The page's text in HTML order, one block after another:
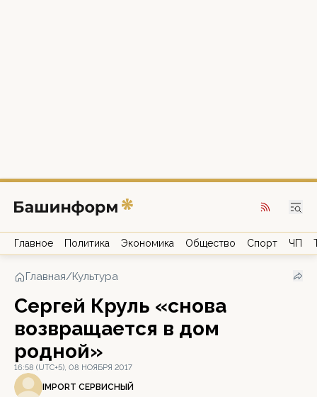
Главное Политика Экономика Общество Спорт ЧП
Главная/Культура
Сергей Круль «снова
возвращается в дом
родной»
16:58 (UTC+5), 08 НОЯБРЯ 2017
IMPORT СЕРВИСНЫЙ